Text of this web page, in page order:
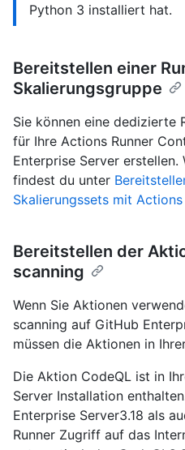
Python 3 installiert hat.
Bereitstellen einer
Skalierungsgruppe
Sie können eine dedizierte
für Ihre Actions Runner
Enterprise Server
findest du unter
Skalierungssets mit
Bereitstellen der
scanning
Wenn Sie Aktionen
scanning auf GitHub
müssen die Aktionen in
Die Aktion CodeQL ist in
Server Installation
Enterprise Server3.18 als
Runner Zugriff auf das